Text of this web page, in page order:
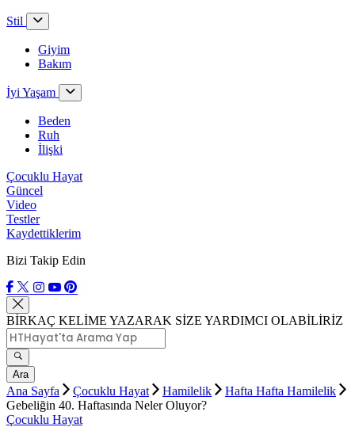
Stil
Giyim
Bakım
İyi Yaşam
Beden
Ruh
İlişki
Çocuklu Hayat
Güncel
Video
Testler
Kaydettiklerim
Bizi Takip Edin
BİRKAÇ KELİME YAZARAK SİZE YARDIMCI OLABİLİRİZ
Ara
Ana Sayfa Çocuklu Hayat Hamilelik
Hafta Hafta Hamilelik
Gebeliğin 40. Haftasında Neler Oluyor?
Çocuklu Hayat